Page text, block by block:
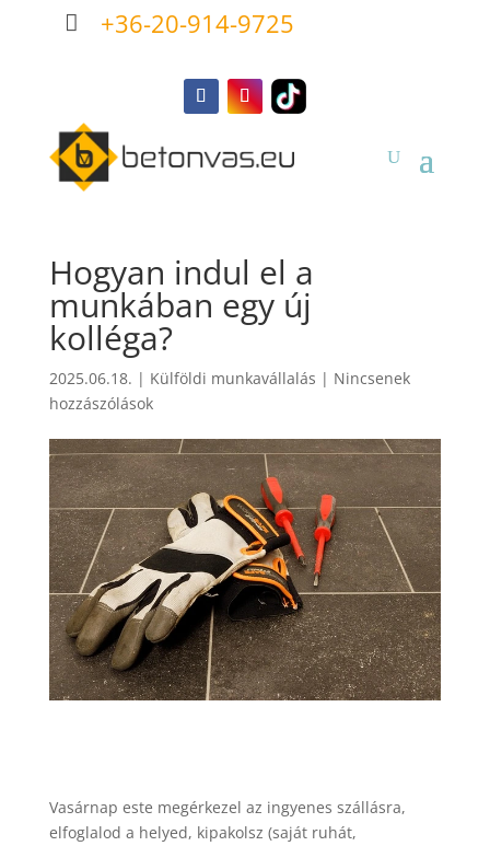
 +36-20-914-9725
Hogyan indul el a
munkában egy új
kolléga?
2025.06.18. | Külföldi munkavállalás | Nincsenek
hozzászólások
Vasárnap este megérkezel az ingyenes szállásra,
elfoglalod a helyed, kipakolsz (saját ruhát,